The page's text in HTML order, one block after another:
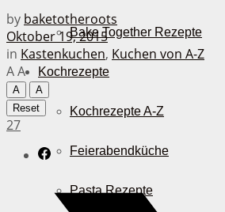
Bake Together Rezepte
Kochrezepte
Kochrezepte A-Z
Feierabendküche
Pasta Rezepte
by baketotheroots
Oktober 19, 2015
in Kastenkuchen, Kuchen von A-Z
AA
A
A
Reset
27